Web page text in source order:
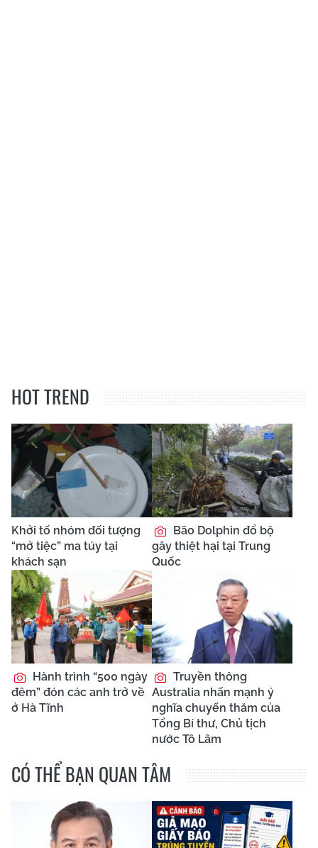
HOT TREND
Khởi tố nhóm đối tượng
“mở tiệc” ma túy tại
khách sạn
Bão Dolphin đổ bộ
gây thiệt hại tại Trung
Quốc
Hành trình “500 ngày
đêm” đón các anh trở về
ở Hà Tĩnh
Truyền thông
Australia nhấn mạnh ý
nghĩa chuyến thăm của
Tổng Bí thư, Chủ tịch
nước Tô Lâm
CÓ THỂ BẠN QUAN TÂM